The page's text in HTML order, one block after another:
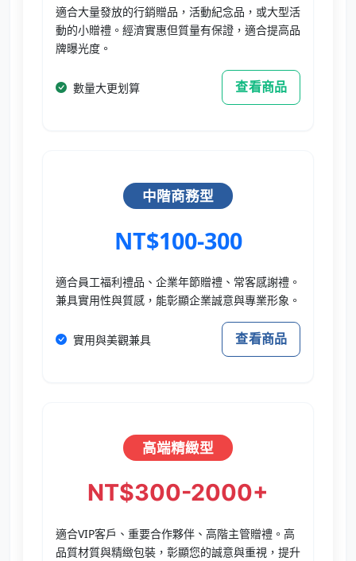
適合大量發放的行銷贈品，活動紀念品，或大型活
動的小贈禮。經濟實惠但質量有保證，適合提高品
牌曝光度。
數量大更划算 查看商品
中階商務型
NT$100-300
適合員工福利禮品、企業年節贈禮、常客感謝禮。
兼具實用性與質感，能彰顯企業誠意與專業形象。
實用與美觀兼具 查看商品
高端精緻型
NT$300-2000+
適合VIP客戶、重要合作夥伴、高階主管贈禮。高
品質材質與精緻包裝，彰顯您的誠意與重視，提升